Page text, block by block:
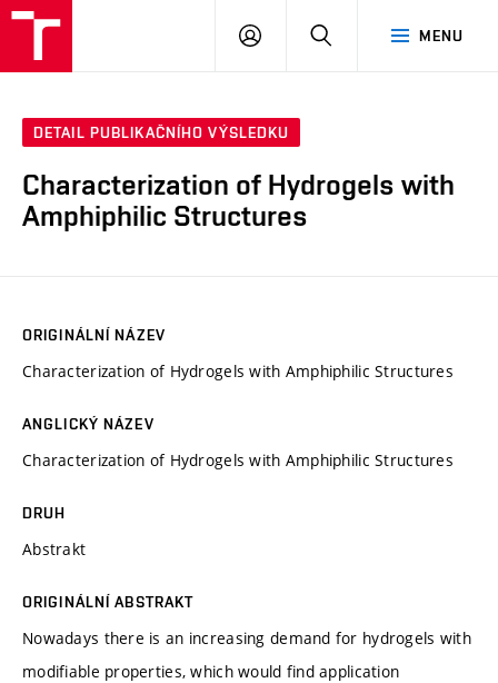
MENU
PŘIHLÁSIT
DETAIL PUBLIKAČNÍHO VÝSLEDKU
Characterization of Hydrogels with
Amphiphilic Structures
ORIGINÁLNÍ NÁZEV
Characterization of Hydrogels with Amphiphilic Structures
ANGLICKÝ NÁZEV
Characterization of Hydrogels with Amphiphilic Structures
DRUH
Abstrakt
ORIGINÁLNÍ ABSTRAKT
Nowadays there is an increasing demand for hydrogels with
modifiable properties, which would find application